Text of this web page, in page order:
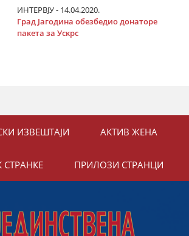
ИНТЕРВЈУ - 14.04.2020.
Град Јагодина обезбедио донаторе
пакета за Ускрс
ИЗВЕШТАЈИ АКТИВ ЖЕНА
ПРИЛОЗИ СТРАНЦИ